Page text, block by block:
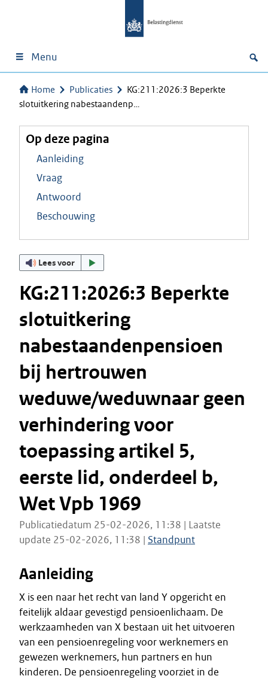
Menu
Home Publicaties
KG:211:2026:3 Beperkte
slotuitkering nabestaandenp…
Op deze pagina
Aanleiding
Vraag
Antwoord
Beschouwing
Lees voor
KG:211:2026:3 Beperkte
slotuitkering
nabestaandenpensioen
bij hertrouwen
weduwe/weduwnaar geen
verhindering voor
toepassing artikel 5,
eerste lid, onderdeel b,
Wet Vpb 1969
Publicatiedatum 25-02-2026, 11:38 | Laatste
update 25-02-2026, 11:38 | Standpunt
Aanleiding
X is een naar het recht van land Y opgericht en
feitelijk aldaar gevestigd pensioenlichaam. De
werkzaamheden van X bestaan uit het uitvoeren
van een pensioenregeling voor werknemers en
gewezen werknemers, hun partners en hun
kinderen. De pensioenregeling voorziet in de